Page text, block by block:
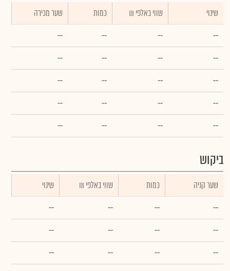
שינוי ₪ שווי באלפי כמות
שער מכירה
--
--
--
--
--
--
--
--
--
--
--
--
--
--
--
--
--
--
--
--
ביקוש
שער קניה כמות ₪ שווי באלפי
שינוי
--
--
--
--
--
--
--
--
--
--
--
--